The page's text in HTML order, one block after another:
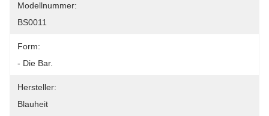
Modellnummer:
BS0011
Form:
- Die Bar.
Hersteller:
Blauheit